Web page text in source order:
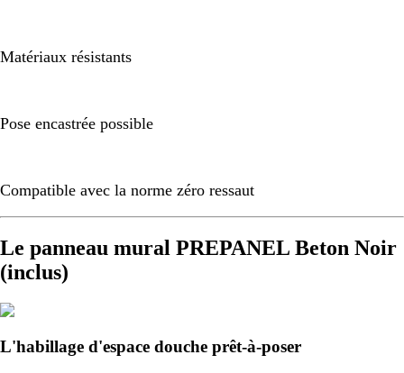
Matériaux résistants
Pose encastrée possible
Compatible avec la norme zéro ressaut
Le panneau mural PREPANEL Beton Noir
(inclus)
L'habillage d'espace douche prêt-à-poser